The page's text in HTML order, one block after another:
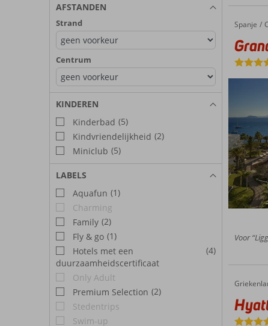
AFSTANDEN
Strand
Centrum
KINDEREN
Kinderbad (5)
Kindvriendelijkheid (2)
Miniclub (5)
LABELS
Aquafun (1)
Charming
Family (2)
Fly & go (1)
Hotels met een
duurzaamheidscertificaat
(4)
Only Adult
Premium Selection (2)
Stedentrips
Swim-up
Home
Spanje
Grand
Voor
Home
Hyatt